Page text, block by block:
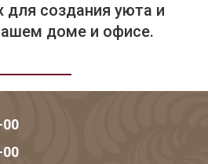
создания уюта и
доме и офисе.